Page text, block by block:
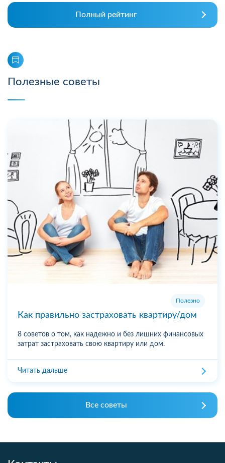
Полный рейтинг
Полезные советы
Полезно
Как правильно застраховать квартиру/дом
8 советов о том, как надежно и без лишних финансовых
затрат застраховать свою квартиру или дом.
Читать дальше
Все советы